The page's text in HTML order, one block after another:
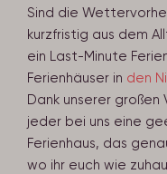
Sind die
kurzfristig aus dem
ein Last-Minute
Ferienhäuser in den
Dank unserer
jeder bei uns eine
Ferienhaus, das
wo ihr euch wie